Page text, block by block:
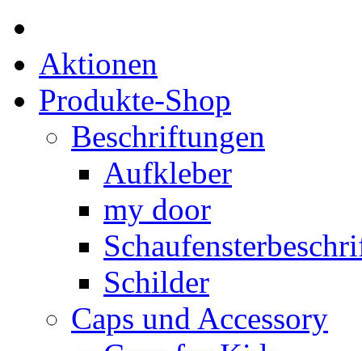
Aktionen
Produkte-Shop
Beschriftungen
Aufkleber
my door
Schilder
Caps und Accessory